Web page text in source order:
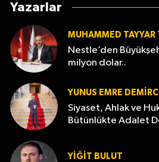
Yazarlar
MUHAMMED TAYYAR
Nestle’den
milyon dolar..
YUNUS EMRE DEMIRCI
Siyaset, Ahlak ve
Bütünlükte Adalet
YİĞİT BULUT